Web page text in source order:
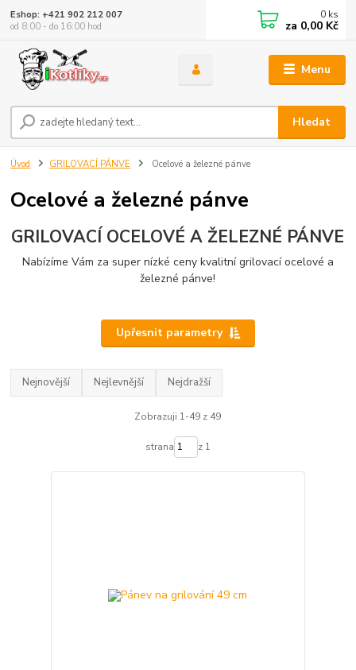
Menu
Hledat
Eshop: +421 902 212 007
od 8:00 - do 16:00 hod
0 ks
za 0,00 Kč
Úvod GRILOVACÍ PÁNVE Ocelové a železné pánve
Ocelové a železné pánve
GRILOVACÍ OCELOVÉ A ŽELEZNÉ PÁNVE
Nabízíme Vám za super nízké ceny kvalitní grilovací ocelové a
železné pánve!
Upřesnit parametry
Nejnovější Nejlevnější Nejdražší
Zobrazuji 1-49 z 49
strana z 1